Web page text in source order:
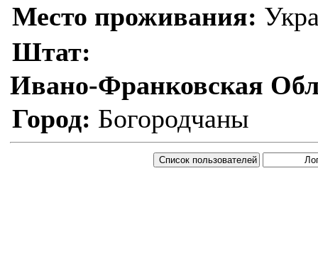
Место проживания:
Штат:
Ивано-Франковская
Город: Богородчаны